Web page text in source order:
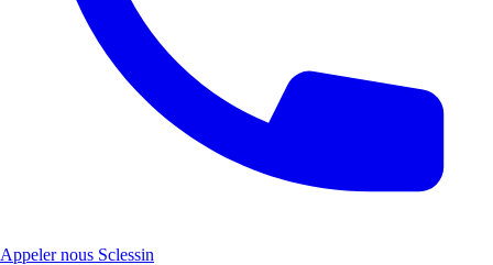
Appeler nous Sclessin